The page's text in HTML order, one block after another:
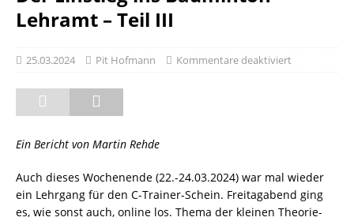
Lehramt – Teil III
25.03.2024 Pit Hofmann Kommentare deaktiviert
Ein Bericht von Martin Rehde
Auch dieses Wochenende (22.-24.03.2024) war mal wieder
ein Lehrgang für den C-Trainer-Schein. Freitagabend ging
es, wie sonst auch, online los. Thema der kleinen Theorie-